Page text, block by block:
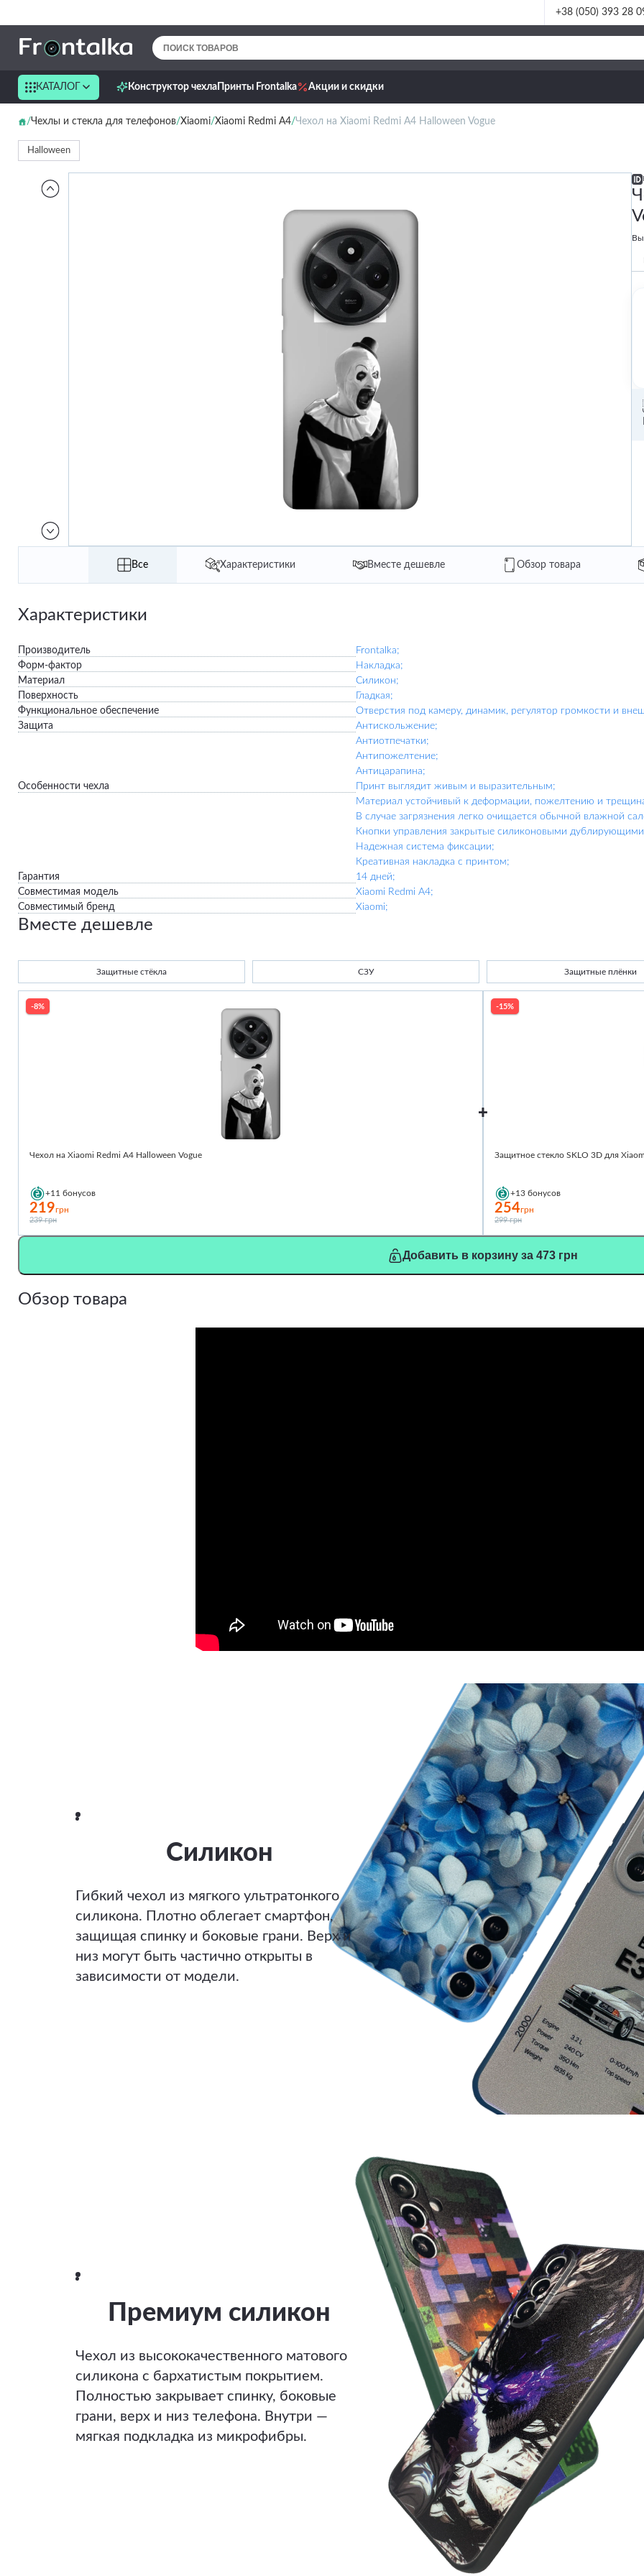
+38 (050) 393 28
КАТАЛОГ Конструктор чехла Принты Frontalka Акции и скидки
Чехлы и стекла для телефонов Xiaomi Xiaomi Redmi A4 Чехол на Xiaomi Redmi A4 Halloween Vogue
Halloween
Все Характеристики Вместе дешевле Обзор товара
Характеристики
Производитель
Frontalka;
Форм-фактор
Накладка;
Материал
Силикон;
Поверхность
Гладкая;
Функциональное обеспечение
Отверстия под камеру, динамик, регулятор громкости и
Защита
Антискольжение;
Антиотпечатки;
Антипожелтение;
Антицарапина;
Особенности чехла
Принт выглядит живым и выразительным;
Материал устойчивый к деформации, пожелтению и
В случае загрязнения легко очищается обычной влажной
Кнопки управления закрытые силиконовыми дублирующими
Надежная система фиксации;
Креативная накладка с принтом;
Гарантия
14 дней;
Совместимая модель
Xiaomi Redmi A4;
Совместимый бренд
Xiaomi;
Вместе дешевле
Защитные стёкла СЗУ Защитные плёнки
-8%
Чехол на Xiaomi Redmi A4 Halloween Vogue
+11 бонусов
219грн
239 грн
-15%
Защитное стекло SKLO 3D для
+13 бонусов
254грн
299 грн
Добавить в корзину за 473 грн
Обзор товара
Силикон
Гибкий чехол из мягкого ультратонкого
силикона. Плотно облегает смартфон,
защищая спинку и боковые грани. Верх и
низ могут быть частично открыты в
зависимости от модели.
Премиум силикон
Чехол из высококачественного матового
силикона с бархатистым покрытием.
Полностью закрывает спинку, боковые
грани, верх и низ телефона. Внутри —
мягкая подкладка из микрофибры.